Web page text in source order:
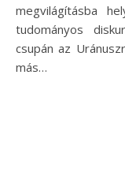
megvilágításba
tudományos
csupán az
más…